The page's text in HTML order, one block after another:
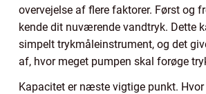
overvejelse af flere faktorer. Først og
kende dit nuværende vandtryk. Dette
simpelt trykmåleinstrument, og det
af, hvor meget pumpen skal forøge
Kapacitet er næste vigtige punkt.